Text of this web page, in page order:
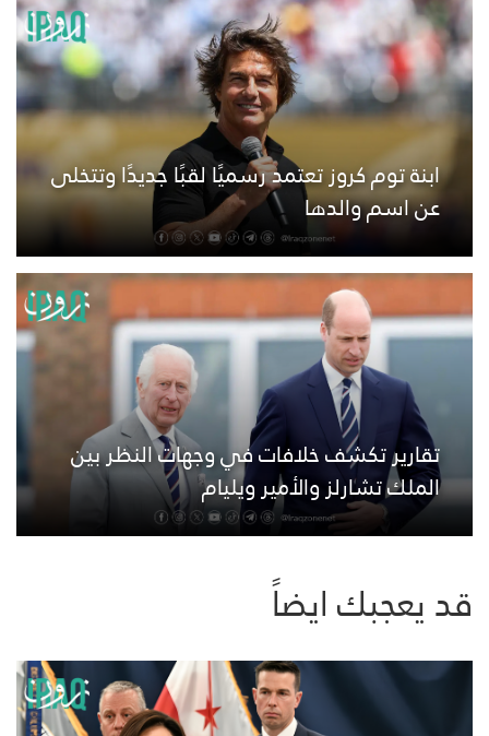
ابنة توم كروز تعتمد رسميًا لقبًا جديدًا وتتخلى
عن اسم والدها
تقارير تكشف خلافات في وجهات النظر بين
الملك تشارلز والأمير ويليام
قد يعجبك ايضاً